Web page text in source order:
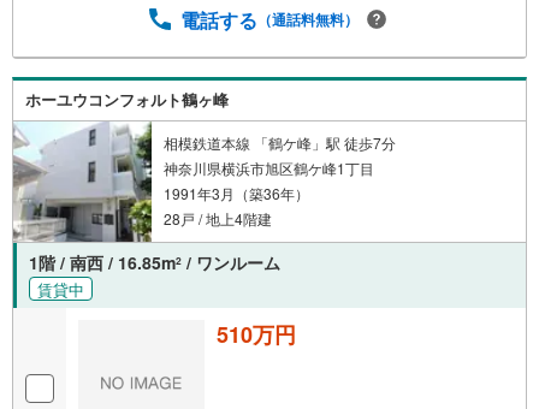
電話する （通話料無料）
ホーユウコンフォルト鶴ヶ峰
相模鉄道本線 「鶴ケ峰」駅 徒歩7分
神奈川県横浜市旭区鶴ケ峰1丁目
1991年3月（築36年）
28戸 / 地上4階建
1階 / 南西 / 16.85m2 / ワンルーム
賃貸中
510万円